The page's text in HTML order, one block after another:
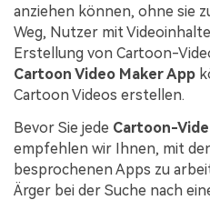
anziehen können, ohne sie
Weg, Nutzer mit
Erstellung von Cartoon-
Cartoon Video Maker App
Cartoon Videos erstellen.
Bevor Sie jede Cartoon-
empfehlen wir Ihnen, mit
besprochenen Apps zu
Ärger bei der Suche nach